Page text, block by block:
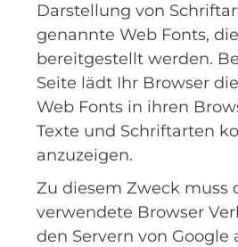
Darstellung von
genannte Web Fonts,
bereitgestellt werden.
Seite lädt Ihr Browser
Web Fonts in ihren
Texte und Schriftarten
anzuzeigen.
Zu diesem Zweck muss
verwendete Browser
den Servern von Google